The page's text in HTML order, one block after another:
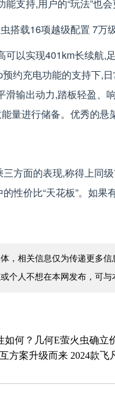
支持,用户的“玩法”也会
以实现401km长续航,
约充电功能的支持下,
输出动力,踏板轻盈、
量进行储备。优秀的
方面的表现,称得上同
性价比“天花板”。如
，相关信息仅为传递更多
个人不想在本网发布，可与
如何？几何E萤火虫确立
方案升级而来 2024款飞